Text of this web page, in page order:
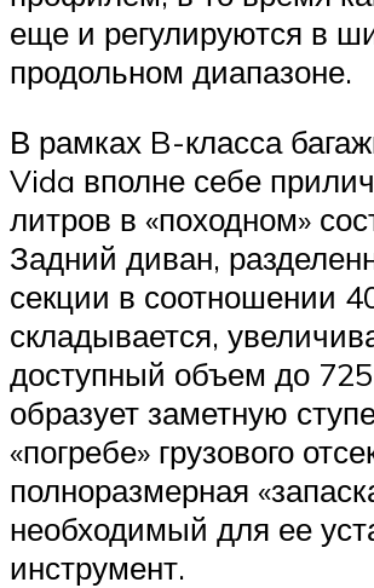
еще и регулируются в
продольном диапазоне.
В рамках B-класса
Vida вполне себе
литров в «походном»
Задний диван,
секции в соотношении
складывается,
доступный объем до
образует заметную
«погребе» грузового
полноразмерная
необходимый для ее
инструмент.